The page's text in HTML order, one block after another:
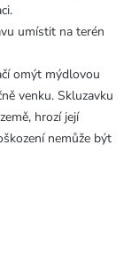
umístit na terén
omýt mýdlovou
venku. Skluzavku
hrozí její
nemůže být